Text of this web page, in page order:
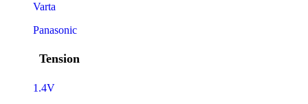
Varta
Panasonic
Tension
1.4V